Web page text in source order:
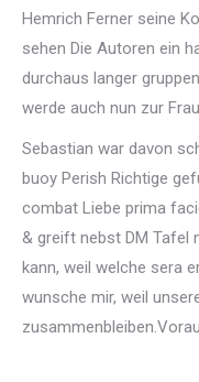
Hemrich Ferner seine
sehen Die Autoren ein
durchaus langer
werde auch nun zur
Sebastian war davon
buoy Perish Richtige
combat Liebe prima
& greift nebst DM Tafel
kann, weil welche sera
wunsche mir, weil